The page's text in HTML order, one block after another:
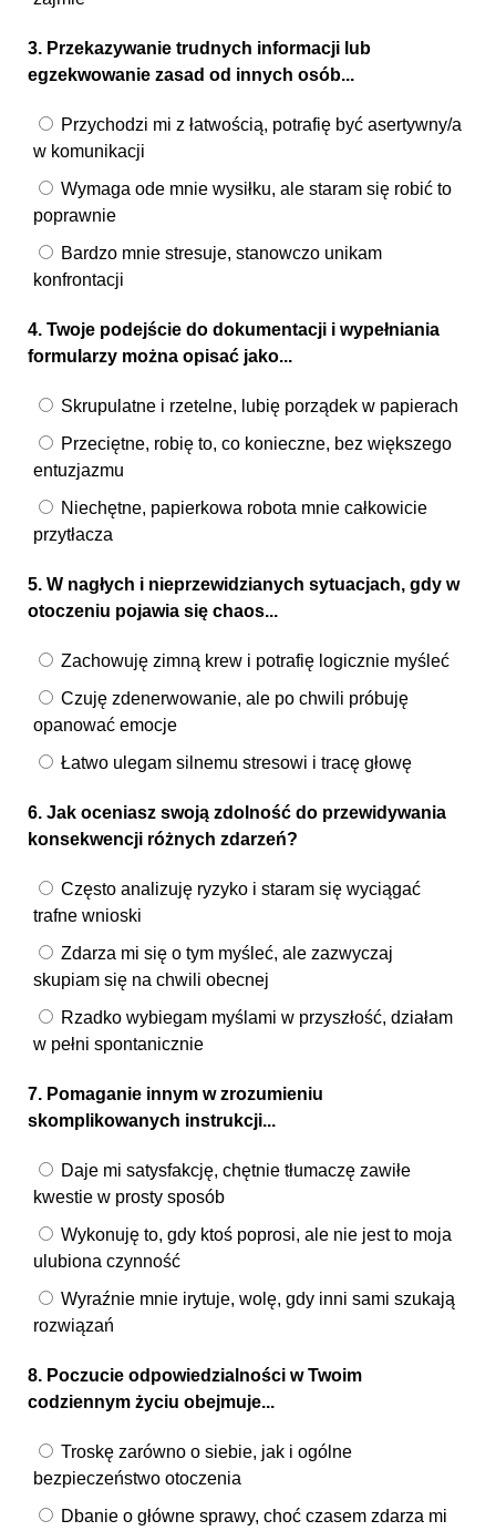
3. Przekazywanie trudnych informacji lub
egzekwowanie zasad od innych osób...
Przychodzi mi z łatwością, potrafię być asertywny/a
w komunikacji
Wymaga ode mnie wysiłku, ale staram się robić to
poprawnie
Bardzo mnie stresuje, stanowczo unikam
konfrontacji
4. Twoje podejście do dokumentacji i wypełniania
formularzy można opisać jako...
Skrupulatne i rzetelne, lubię porządek w papierach
Przeciętne, robię to, co konieczne, bez większego
entuzjazmu
Niechętne, papierkowa robota mnie całkowicie
przytłacza
5. W nagłych i nieprzewidzianych sytuacjach, gdy w
otoczeniu pojawia się chaos...
Zachowuję zimną krew i potrafię logicznie myśleć
Czuję zdenerwowanie, ale po chwili próbuję
opanować emocje
Łatwo ulegam silnemu stresowi i tracę głowę
6. Jak oceniasz swoją zdolność do przewidywania
konsekwencji różnych zdarzeń?
Często analizuję ryzyko i staram się wyciągać
trafne wnioski
Zdarza mi się o tym myśleć, ale zazwyczaj
skupiam się na chwili obecnej
Rzadko wybiegam myślami w przyszłość, działam
w pełni spontanicznie
7. Pomaganie innym w zrozumieniu
skomplikowanych instrukcji...
Daje mi satysfakcję, chętnie tłumaczę zawiłe
kwestie w prosty sposób
Wykonuję to, gdy ktoś poprosi, ale nie jest to moja
ulubiona czynność
Wyraźnie mnie irytuje, wolę, gdy inni sami szukają
rozwiązań
8. Poczucie odpowiedzialności w Twoim
codziennym życiu obejmuje...
Troskę zarówno o siebie, jak i ogólne
bezpieczeństwo otoczenia
Dbanie o główne sprawy, choć czasem zdarza mi